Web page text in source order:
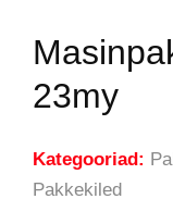
23my
Kategooriad:
Pakkekiled